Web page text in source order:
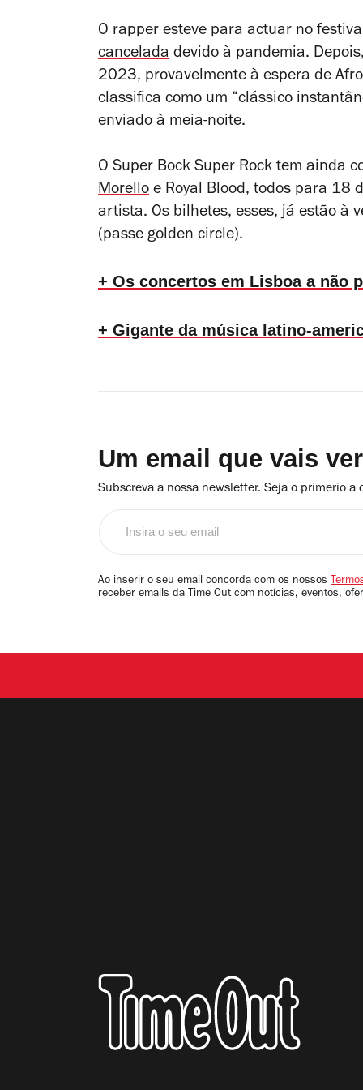
O rapper esteve para actuar no
cancelada devido à pandemia.
2023, provavelmente à espera de
classifica como um “clássico
enviado à meia-noite.
O Super Bock Super Rock tem ainda
Morello e Royal Blood, todos para 18
artista. Os bilhetes, esses, já estão à
(passe golden circle).
+ Os concertos em Lisboa a não
+ Gigante da música latino-
Um email que vais
Subscreva a nossa newsletter. Seja o primerio
email
Ao inserir o seu email concorda com os nossos
receber emails da Time Out com notícias, eventos,